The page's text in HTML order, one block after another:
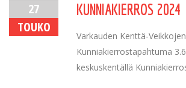
27
TOUKO
KUNNIAKIERROS 2024
Varkauden Kenttä-Veikkojen
Kunniakierrostapahtuma
keskuskentällä